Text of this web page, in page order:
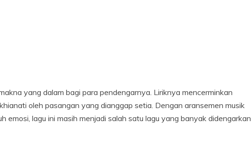
yang dalam bagi para pendengarnya. Liriknya mencerminkan
oleh pasangan yang dianggap setia. Dengan aransemen musik
emosi, lagu ini masih menjadi salah satu lagu yang banyak didengarkan